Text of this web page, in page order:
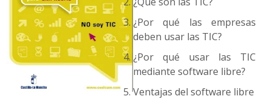
¿Por qué las empresas
deben usar las TIC?
¿Por qué usar las TIC
mediante software libre?
Ventajas del software libre